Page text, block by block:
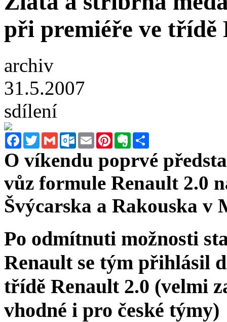
při premiéře ve třídě
archiv
31.5.2007
sdílení
FacebookTwitterGmail Outlook.com
Email PinterestEvernote
O víkendu poprvé
vůz formule Renault 2.0
Švýcarska a Rakouska v
Po odmítnuti možnosti
Renault se tým přihlásil
třídě Renault 2.0 (velmi
vhodné i pro české týmy)